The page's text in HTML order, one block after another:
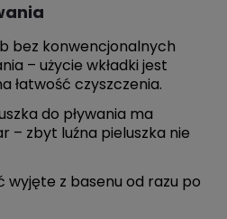
bez konwencjonalnych
– użycie wkładki jest
łatwość czyszczenia.
do pływania ma
– zbyt luźna pieluszka nie
wyjęte z basenu od razu po